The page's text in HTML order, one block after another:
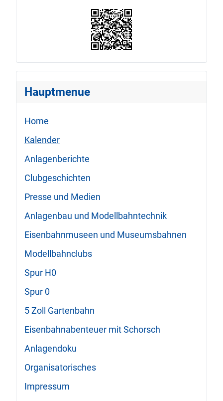
Hauptmenue
Home
Kalender
Anlagenberichte
Clubgeschichten
Presse und Medien
Anlagenbau und Modellbahntechnik
Eisenbahnmuseen und Museumsbahnen
Modellbahnclubs
Spur H0
Spur 0
5 Zoll Gartenbahn
Eisenbahnabenteuer mit Schorsch
Anlagendoku
Organisatorisches
Impressum